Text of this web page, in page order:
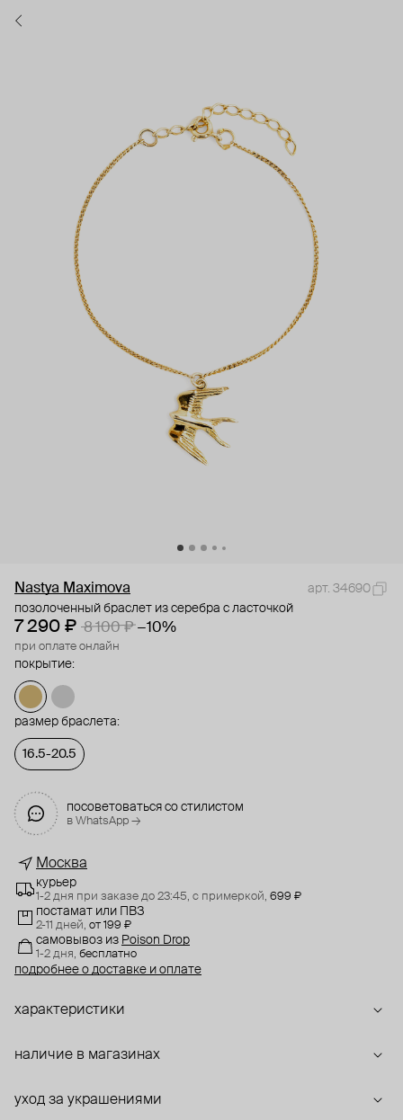
Nastya Maximova
арт. 34690
позолоченный браслет из серебра с ласточкой
7 290 ₽ 8 100 ₽ −10%
при оплате онлайн
покрытие:
размер браслета:
16.5-20.5
посоветоваться со стилистом
в WhatsApp →
Москва
курьер
1-2 дня при заказе до 23:45, с примеркой, 699 ₽
постамат или ПВЗ
2-11 дней, от 199 ₽
самовывоз из Poison Drop
1-2 дня, бесплатно
подробнее о доставке и оплате
характеристики
наличие в магазинах
уход за украшениями